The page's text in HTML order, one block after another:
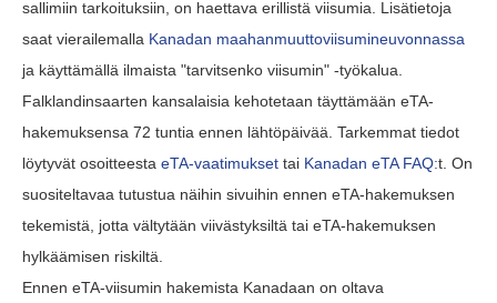
sallimiin tarkoituksiin, on haettava erillistä viisumia. Lisätietoja
saat vierailemalla Kanadan maahanmuuttoviisumineuvonnassa
ja käyttämällä ilmaista "tarvitsenko viisumin" -työkalua.
Falklandinsaarten kansalaisia kehotetaan täyttämään eTA-
hakemuksensa 72 tuntia ennen lähtöpäivää. Tarkemmat tiedot
löytyvät osoitteesta eTA-vaatimukset tai Kanadan eTA FAQ:t. On
suositeltavaa tutustua näihin sivuihin ennen eTA-hakemuksen
tekemistä, jotta vältytään viivästyksiltä tai eTA-hakemuksen
hylkäämisen riskiltä.
Ennen eTA-viisumin hakemista Kanadaan on oltava